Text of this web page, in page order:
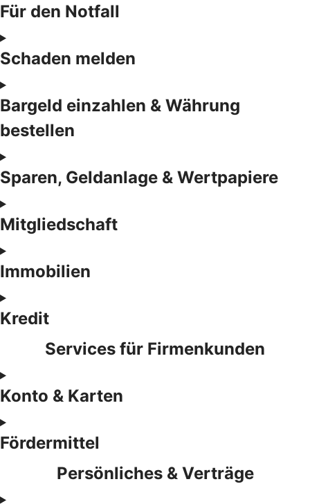
Für den Notfall
Schaden melden
Bargeld einzahlen & Währung
bestellen
Sparen, Geldanlage & Wertpapiere
Mitgliedschaft
Immobilien
Kredit
Services für Firmenkunden
Konto & Karten
Fördermittel
Persönliches & Verträge